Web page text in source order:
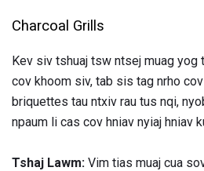
Charcoal Grills
Kev siv tshuaj tsw ntsej muag yog
cov khoom siv, tab sis tag nrho
briquettes tau ntxiv rau tus nqi,
npaum li cas cov hniav nyiaj hniav
Tshaj Lawm: Vim tias muaj cua